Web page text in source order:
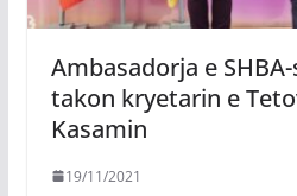
Ambasadorja e
takon kryetarin e
Kasamin
19/11/2021